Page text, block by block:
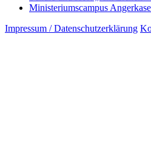
Ministeriumscampus
Impressum / Datenschutzerklärung